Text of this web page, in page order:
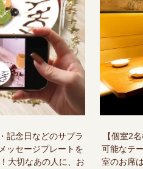
記念日などのサプラ
ッセージプレートを
大切なあの人に、お
【個室2
可能なテ
室のお席